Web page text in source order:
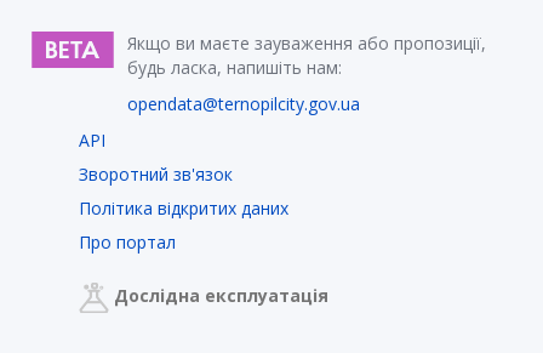
Якщо ви маєте зауваження або пропозиції,
будь ласка, напишіть нам:
opendata@ternopilcity.gov.ua
API
Зворотний зв'язок
Політика відкритих даних
Про портал
Дослідна експлуатація